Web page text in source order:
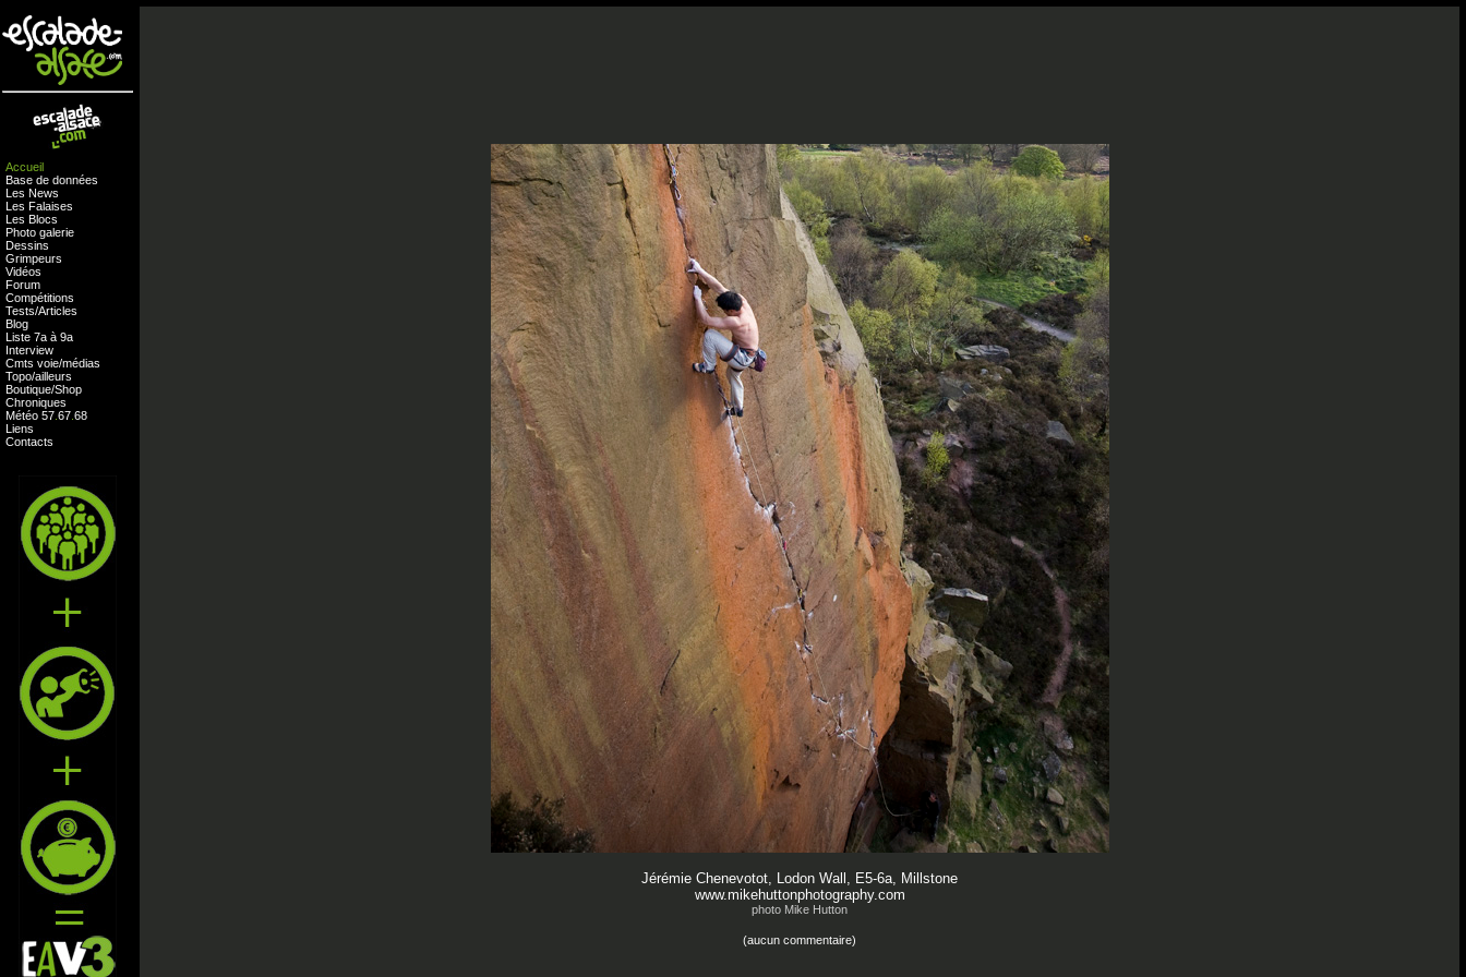
Accueil
Base de données
Les News
Les Falaises
Les Blocs
Photo galerie
Dessins
Grimpeurs
Vidéos
Forum
Compétitions
Tests/Articles
Blog
Liste 7a à 9a
Interview
Cmts voie/médias
Topo/ailleurs
Boutique/Shop
Chroniques
Météo 57 67 68
Liens
Contacts
Jérémie Chenevotot, Lodon Wall, E5-6a, Millstone
www.mikehuttonphotography.com
photo Mike Hutton
(aucun commentaire)